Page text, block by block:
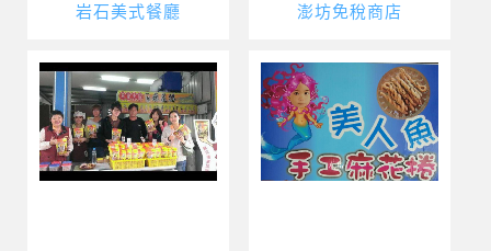
岩石美式餐廳 澎坊免稅商店